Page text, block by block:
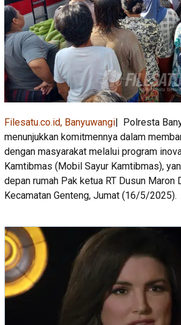
Filesatu.co.id, Banyuwangi| Polresta
menunjukkan komitmennya dalam
dengan masyarakat melalui program
Kamtibmas (Mobil Sayur Kamtibmas),
depan rumah Pak ketua RT Dusun Maron
Kecamatan Genteng, Jumat (16/5/2025).